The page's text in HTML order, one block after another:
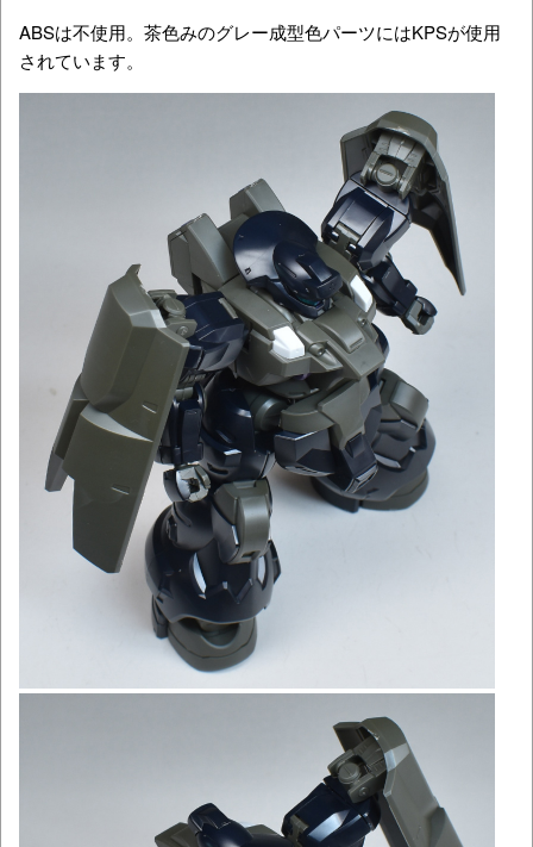
ABSは不使用。茶色みのグレー成型色パーツにはKPSが使用
されています。